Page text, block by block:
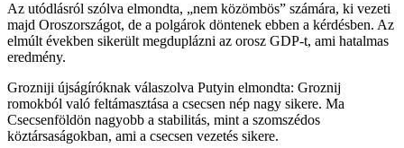
Az utódlásról szólva elmondta, „nem közömbös” számára, ki vezeti
majd Oroszországot, de a polgárok döntenek ebben a kérdésben. Az
elmúlt években sikerült megduplázni az orosz GDP-t, ami hatalmas
eredmény.
Grozniji újságíróknak válaszolva Putyin elmondta: Groznij
romokból való feltámasztása a csecsen nép nagy sikere. Ma
Csecsenföldön nagyobb a stabilitás, mint a szomszédos
köztársaságokban, ami a csecsen vezetés sikere.